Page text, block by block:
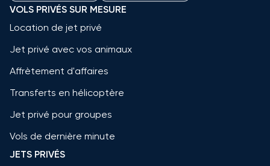
VOLS PRIVÉS SUR MESURE
Location de jet privé
Jet privé avec vos animaux
Affrètement d'affaires
Transferts en hélicoptère
Jet privé pour groupes
Vols de dernière minute
JETS PRIVÉS